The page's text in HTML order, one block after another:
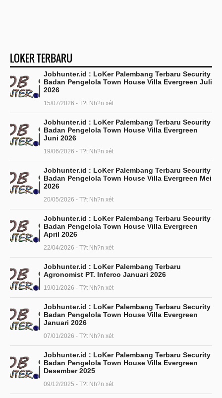
LOKER TERBARU
Jobhunter.id : LoKer Palembang Terbaru Security
Badan Pengelola Town House Villa Evergreen Juli
2026
15/07/2026 - T?t Nh?n xét
Jobhunter.id : LoKer Palembang Terbaru Security
Badan Pengelola Town House Villa Evergreen
Juni 2026
19/06/2026 - T?t Nh?n xét
Jobhunter.id : LoKer Palembang Terbaru Security
Badan Pengelola Town House Villa Evergreen Mei
2026
20/05/2026 - T?t Nh?n xét
Jobhunter.id : LoKer Palembang Terbaru Security
Badan Pengelola Town House Villa Evergreen
April 2026
22/04/2026 - T?t Nh?n xét
Jobhunter.id : LoKer Palembang Terbaru
Agronomist PT. Inferco Januari 2026
19/01/2026 - T?t Nh?n xét
Jobhunter.id : LoKer Palembang Terbaru Security
Badan Pengelola Town House Villa Evergreen
Januari 2026
07/01/2026 - T?t Nh?n xét
Jobhunter.id : LoKer Palembang Terbaru Security
Badan Pengelola Town House Villa Evergreen
Desember 2025
09/12/2025 - T?t Nh?n xét